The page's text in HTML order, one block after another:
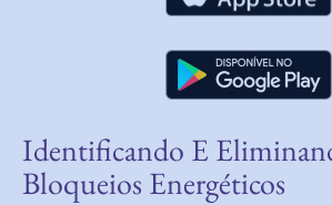
Identificando E
Bloqueios Energéticos